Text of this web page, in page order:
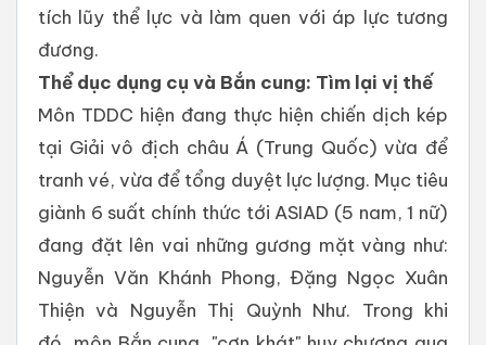
tích lũy thể lực và làm quen với áp lực tương
đương.
​Thể dục dụng cụ và Bắn cung: Tìm lại vị thế
​Môn TDDC hiện đang thực hiện chiến dịch kép
tại Giải vô địch châu Á (Trung Quốc) vừa để
tranh vé, vừa để tổng duyệt lực lượng. Mục tiêu
giành 6 suất chính thức tới ASIAD (5 nam, 1 nữ)
đang đặt lên vai những gương mặt vàng như:
Nguyễn Văn Khánh Phong, Đặng Ngọc Xuân
Thiện và Nguyễn Thị Quỳnh Như. Trong khi